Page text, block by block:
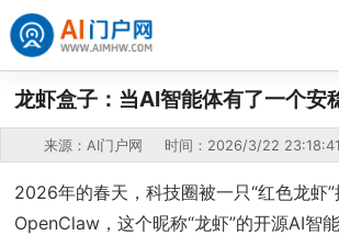
龙虾盒子：当AI智能体有了一个安
来源：AI门户网 时间：2026/3/22
2026年的春天，科技圈被一只“红色龙虾”
OpenClaw，这个昵称“龙虾”的开源AI智